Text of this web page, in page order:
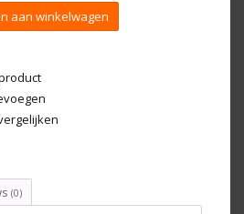
aan winkelwagen
(0)